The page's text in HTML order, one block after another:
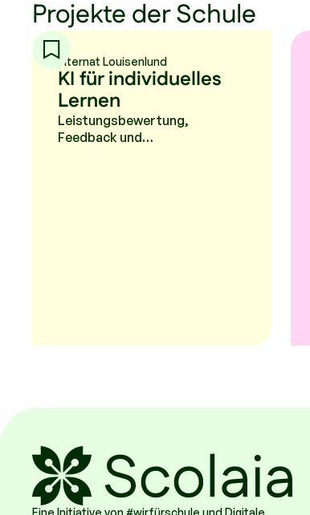
Projekte der Schule
Internat Louisenlund
KI für individuelles
Lernen
Leistungsbewertung,
Feedback und